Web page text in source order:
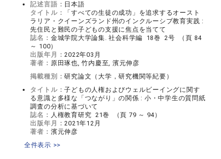
記述言語： 日本語
タイトル：
「すべての生徒の成功」を追求するオースト
ラリア・クイーンズランド州のインクルーシブ教育実践 :
先住民と難民の子どもの支援に焦点を当てて
誌名： 金城学院大学論集. 社会科学編 18巻 2号 （頁 84
～ 100）
出版年月：2022年03月
著者： 原田琢也, 竹内慶至, 濱元伸彦
掲載種別：研究論文（大学，研究機関等紀要）
タイトル：子どもの人権およびウェルビーイングに関す
る意識と多様な「つながり」の関係 : 小・中学生の質問紙
調査の分析に基づいて
誌名： 人権教育研究 21巻 （頁 79 ～ 94）
出版年月：2021年12月
著者： 濱元伸彦
全件表示 >>